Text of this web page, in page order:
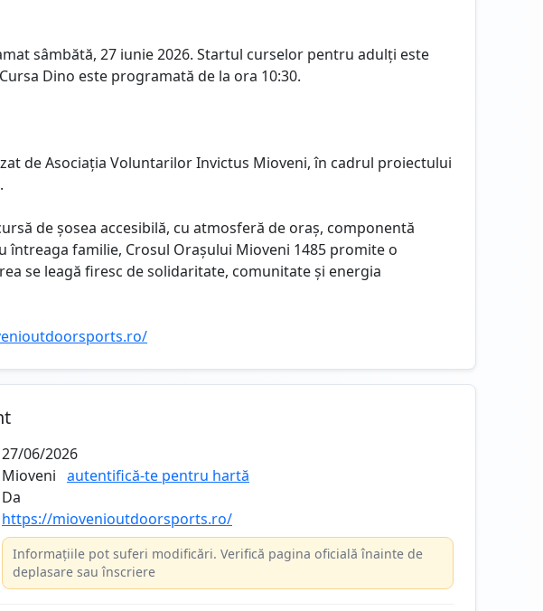
sâmbătă, 27 iunie 2026. Startul curselor pentru adulți este
Dino este programată de la ora 10:30.
de Asociația Voluntarilor Invictus Mioveni, în cadrul proiectului
de șosea accesibilă, cu atmosferă de oraș, componentă
întreaga familie, Crosul Orașului Mioveni 1485 promite o
se leagă firesc de solidaritate, comunitate și energia
27/06/2026
Mioveni autentifică-te pentru hartă
Da
https://miovenioutdoorsports.ro/
Informațiile pot suferi modificări. Verifică pagina oficială înainte de
deplasare sau înscriere